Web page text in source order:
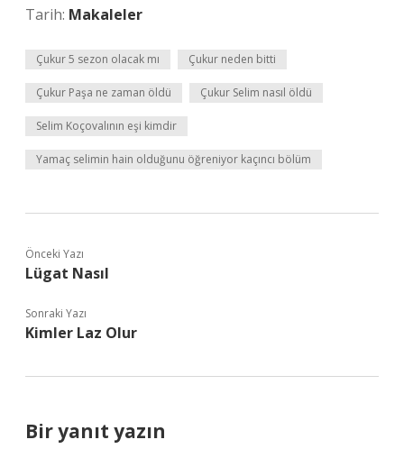
Tarih: Makaleler
Çukur 5 sezon olacak mı Çukur neden bitti
Çukur Paşa ne zaman öldü Çukur Selim nasıl öldü
Selim Koçovalının eşi kimdir
Yamaç selimin hain olduğunu öğreniyor kaçıncı bölüm
Önceki Yazı
Lügat Nasıl
Sonraki Yazı
Kimler Laz Olur
Bir yanıt yazın